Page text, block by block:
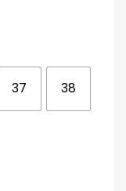
37 38